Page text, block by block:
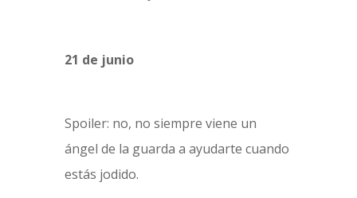
21 de junio
Spoiler: no, no siempre viene un
ángel de la guarda a ayudarte cuando
estás jodido.